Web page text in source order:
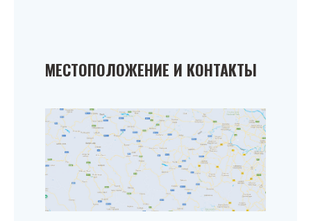
МЕСТОПОЛОЖЕНИЕ И КОНТАКТЫ